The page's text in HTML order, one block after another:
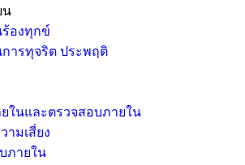
น
ร้องทุกข์
การทุจริต ประพฤติ
ในและตรวจสอบภายใน
ามเสี่ยง
ภายใน